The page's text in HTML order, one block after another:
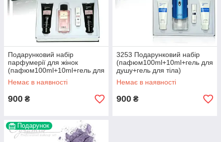
Подарунковий набір
парфумерії для жінок
(пафюм100ml+10ml+гель для
душу+гель для тіла) 3265/
Наб
Немає в наявності
900 ₴
3253 Подарунковий набір
(пафюм100ml+10ml+гель для
душу+гель для тіла)
Немає в наявності
900 ₴
Подарунок